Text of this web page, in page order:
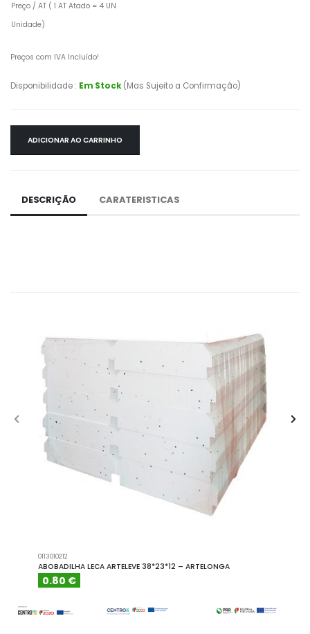
Preço / AT ( 1 AT Atado = 4 UN
Unidade)
Preços com IVA Incluído!
Disponibilidade : Em Stock(Mas Sujeito a Confirmação)
ADICIONAR AO CARRINHO
DESCRIÇÃO CARATERISTICAS
0113010212
ABOBADILHA LECA ARTELEVE 38*23*12 – ARTELONGA
0.80 €